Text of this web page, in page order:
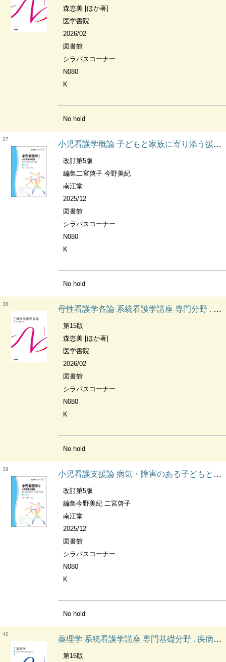
森恵美 [ほか著]
医学書院
2026/02
図書館
シラバスコーナー
N080
K
No hold
37
小児看護学概論 子どもと家族に寄り添う援助 看護学テキストnice. 小児看護学
改訂第5版
編集二宮啓子 今野美紀
南江堂
2025/12
図書館
シラバスコーナー
N080
K
No hold
38
母性看護学各論 系統看護学講座 専門分野 . 母性看護学
第15版
森恵美 [ほか著]
医学書院
2026/02
図書館
シラバスコーナー
N080
K
No hold
39
小児看護支援論 病気・障害のある子どもと家族への看護 看護学テキストnice. 小児看護学
改訂第5版
編集今野美紀 二宮啓子
南江堂
2025/12
図書館
シラバスコーナー
N080
K
No hold
40
薬理学 系統看護学講座 専門基礎分野 . 疾病のなりたちと回復の促進
第16版